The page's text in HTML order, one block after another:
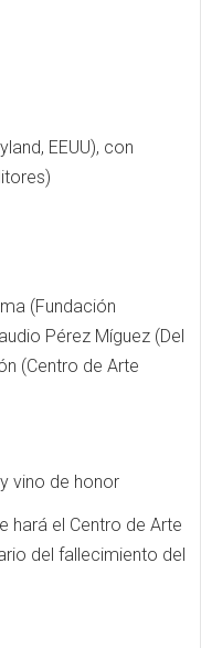
EEUU), con
(Fundación
Pérez Míguez (Del
(Centro de Arte
vino de honor
hará el Centro de Arte
del fallecimiento del